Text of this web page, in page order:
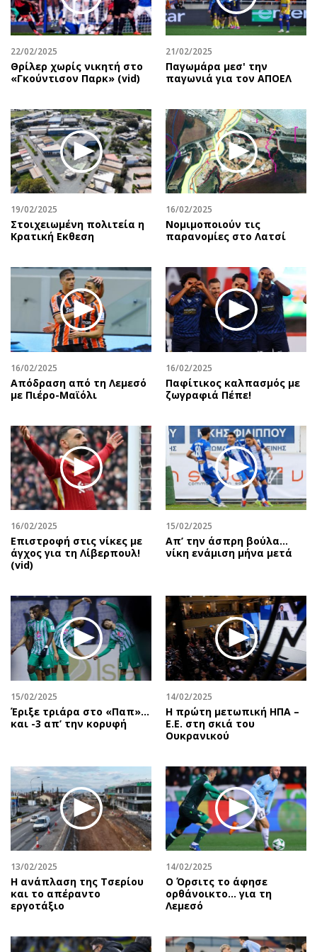
Περιβάλλον
Ελλάδα
Κόσμος
Παράξενα
Πολιτισμός
Σινεμά
Θέατρο-Χορός
Μουσική
Εικαστικά
Βιβλίο
Χειρόγραφα
Ταξίδια
Συνταγές
Έξοδος
Media
Εκπομπές
Wine routes
Podcasts
Uncut
Προσφορές
Προσωπικότητες στην ''Κ''
Επιστολές
22/02/2025
Θρίλερ χωρίς νικητή στο
«Γκούντισον Παρκ» (vid)
21/02/2025
Παγωμάρα μεσ' την
παγωνιά για τον ΑΠΟΕΛ
19/02/2025
Στοιχειωμένη πολιτεία η
Κρατική Eκθεση
16/02/2025
Νομιμοποιούν τις
παρανομίες στο Λατσί
16/02/2025
Απόδραση από τη Λεμεσό
με Πιέρο-Μαϊόλι
16/02/2025
Παφίτικος καλπασμός με
ζωγραφιά Πέπε!
16/02/2025
Επιστροφή στις νίκες με
άγχος για τη Λίβερπουλ!
(vid)
15/02/2025
Απ’ την άσπρη βούλα…
νίκη ενάμιση μήνα μετά
15/02/2025
Έριξε τριάρα στο «Παπ»…
και -3 απ’ την κορυφή
14/02/2025
Η πρώτη μετωπική ΗΠΑ –
Ε.Ε. στη σκιά του
Ουκρανικού
13/02/2025
Η ανάπλαση της Τσερίου
και το απέραντο
εργοτάξιο
14/02/2025
Ο Όρσιτς το άφησε
ορθάνοικτο... για τη
Λεμεσό